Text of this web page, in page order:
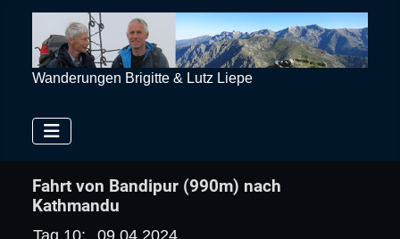
Wanderungen Brigitte & Lutz Liepe
Fahrt von Bandipur (990m) nach
Kathmandu
Tag 10: 09.04.2024